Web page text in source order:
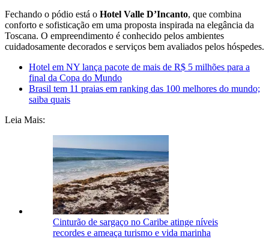
Fechando o pódio está o Hotel Valle D’Incanto, que combina
conforto e sofisticação em uma proposta inspirada na elegância da
Toscana. O empreendimento é conhecido pelos ambientes
cuidadosamente decorados e serviços bem avaliados pelos hóspedes.
Hotel em NY lança pacote de mais de R$ 5 milhões para a
final da Copa do Mundo
Brasil tem 11 praias em ranking das 100 melhores do mundo;
saiba quais
Leia Mais:
Cinturão de sargaço no Caribe atinge níveis
recordes e ameaça turismo e vida marinha